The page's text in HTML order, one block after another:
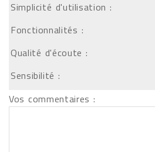
Simplicité d'utilisation :
Fonctionnalités :
Qualité d'écoute :
Sensibilité :
Vos commentaires :